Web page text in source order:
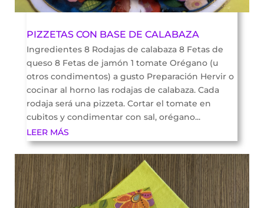
PIZZETAS CON BASE DE CALABAZA
Ingredientes 8 Rodajas de calabaza 8 Fetas de
queso 8 Fetas de jamón 1 tomate Orégano (u
otros condimentos) a gusto Preparación Hervir o
cocinar al horno las rodajas de calabaza. Cada
rodaja será una pizzeta. Cortar el tomate en
cubitos y condimentar con sal, orégano...
LEER MÁS